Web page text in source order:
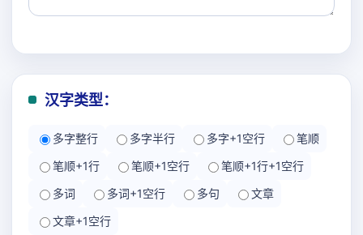
汉字类型：
多字整行 多字半行 多字+1空行
笔顺
笔顺+1行
笔顺+1空行
笔顺+1行+1空行
多词
多词+1空行 多句
文章
文章+1空行